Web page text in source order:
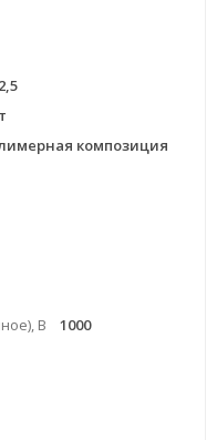
2,5
композиция
В
1000